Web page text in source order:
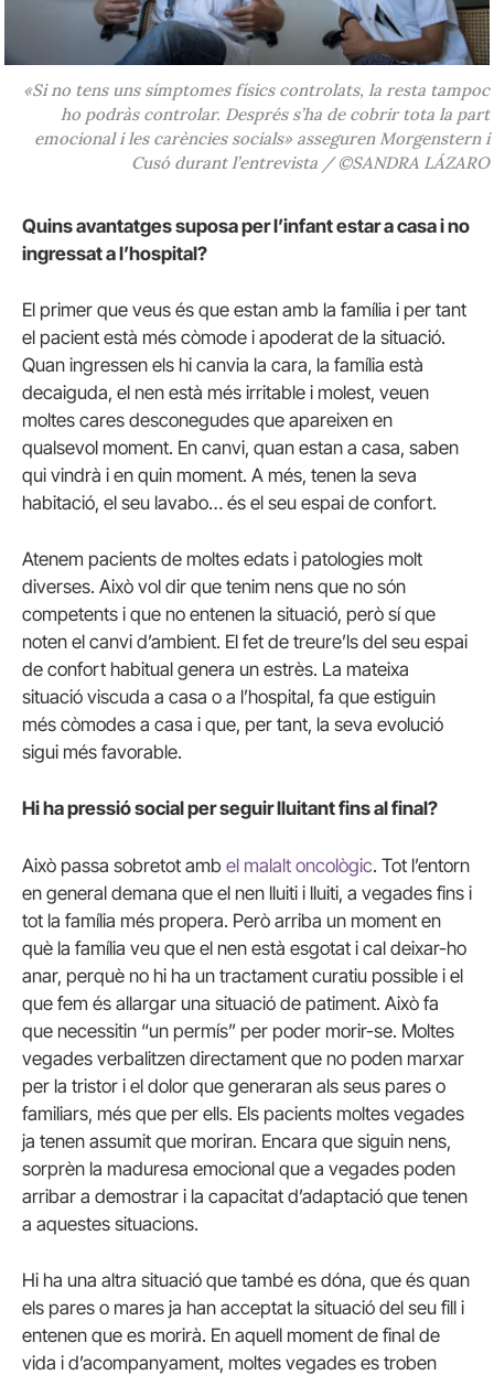
«Si no tens uns símptomes físics controlats, la resta tampoc
ho podràs controlar. Després s’ha de cobrir tota la part
emocional i les carències socials» asseguren Morgenstern i
Cusó durant l’entrevista / ©SANDRA LÁZARO
Quins avantatges suposa per l’infant estar a casa i no
ingressat a l’hospital?
El primer que veus és que estan amb la família i per tant
el pacient està més còmode i apoderat de la situació.
Quan ingressen els hi canvia la cara, la família està
decaiguda, el nen està més irritable i molest, veuen
moltes cares desconegudes que apareixen en
qualsevol moment. En canvi, quan estan a casa, saben
qui vindrà i en quin moment. A més, tenen la seva
habitació, el seu lavabo… és el seu espai de confort.
Atenem pacients de moltes edats i patologies molt
diverses. Això vol dir que tenim nens que no són
competents i que no entenen la situació, però sí que
noten el canvi d’ambient. El fet de treure’ls del seu espai
de confort habitual genera un estrès. La mateixa
situació viscuda a casa o a l’hospital, fa que estiguin
més còmodes a casa i que, per tant, la seva evolució
sigui més favorable.
Hi ha pressió social per seguir lluitant fins al final?
Això passa sobretot amb el malalt oncològic. Tot l’entorn
en general demana que el nen lluiti i lluiti, a vegades fins i
tot la família més propera. Però arriba un moment en
què la família veu que el nen està esgotat i cal deixar-ho
anar, perquè no hi ha un tractament curatiu possible i el
que fem és allargar una situació de patiment. Això fa
que necessitin “un permís” per poder morir-se. Moltes
vegades verbalitzen directament que no poden marxar
per la tristor i el dolor que generaran als seus pares o
familiars, més que per ells. Els pacients moltes vegades
ja tenen assumit que moriran. Encara que siguin nens,
sorprèn la maduresa emocional que a vegades poden
arribar a demostrar i la capacitat d’adaptació que tenen
a aquestes situacions.
Hi ha una altra situació que també es dóna, que és quan
els pares o mares ja han acceptat la situació del seu fill i
entenen que es morirà. En aquell moment de final de
vida i d’acompanyament, moltes vegades es troben